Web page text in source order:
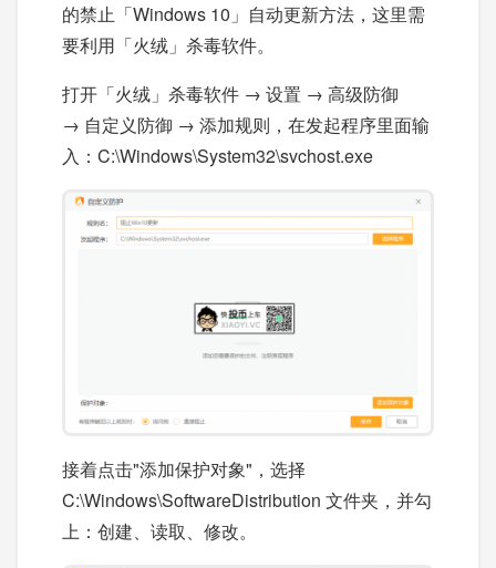
的禁止「Windows 10」自动更新方法，这里需
要利用「火绒」杀毒软件。
打开「火绒」杀毒软件 → 设置 → 高级防御
→ 自定义防御 → 添加规则，在发起程序里面输
入：C:\Windows\System32\svchost.exe
接着点击"添加保护对象"，选择
C:\Windows\SoftwareDistribution 文件夹，并勾
上：创建、读取、修改。